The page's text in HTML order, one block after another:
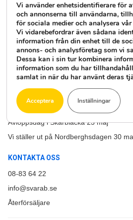
Övergödning
SENASTE NYHETERNA
Vårmarknad i Mariannelund!
Stor skogsmässa på Bolmsö, Ljungby!
Avloppskväll i Närkesberg!
Välkommen nya Oxyfix R-90!
Avloppsdag i Rimbo 23 maj
Avloppsdag i Skärblacka 23 maj
Vi ställer ut på Nordberghsdagen 30
KONTAKTA OSS
08-83 64 22
info@svarab.se
Återförsäljare
Vi använder enhetsidentifierare för
och annonserna till användarna,
för sociala medier och analysera
Vi vidarebefordrar även sådana
information från din enhet till de
annons- och analysföretag som vi
Dessa kan i sin tur kombinera
information som du har
samlat in när du har använt deras
Acceptera Inställningar